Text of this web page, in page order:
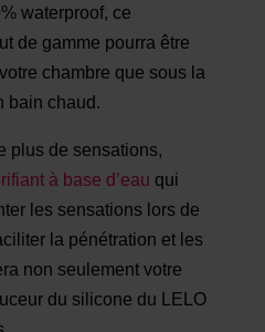
waterproof, ce
de gamme pourra être
chambre que sous la
bain chaud.
plus de sensations,
à base d’eau qui
les sensations lors de
la pénétration et les
non seulement votre
du silicone du LELO